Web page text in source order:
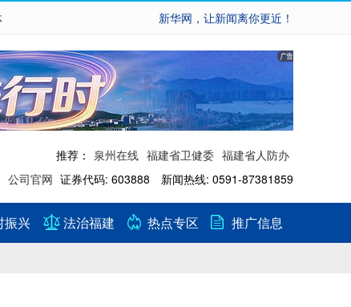
新华网，让新闻离你更近！
推荐： 泉州在线 福建省卫健委 福建省人防办
公司官网 证券代码: 603888 新闻热线: 0591-87381859
振兴 法治福建 热点专区
推广信息